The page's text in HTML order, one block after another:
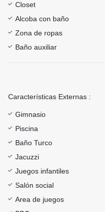
Closet
Alcoba con baño
Zona de ropas
Baño auxiliar
Características Externas :
Gimnasio
Piscina
Baño Turco
Jacuzzi
Juegos infantiles
Salón social
Area de juegos